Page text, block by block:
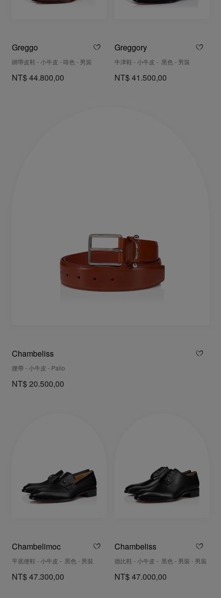
Greggo
綁帶皮鞋 - 小牛皮 - 啡色 - 男裝
NT$ 44.800,00
Greggory
牛津鞋 - 小牛皮 - 黑色 - 男裝
NT$ 41.500,00
Chambeliss
腰帶 - 小牛皮 - Palio
NT$ 20.500,00
Chambelimoc
平底便鞋 - 小牛皮 - 黑色 - 男裝
NT$ 47.300,00
Chambeliss
德比鞋 - 小牛皮 - 黑色 - 男裝 - 男裝
NT$ 47.000,00